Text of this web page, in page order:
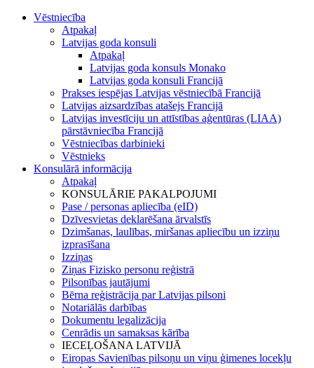
Vēstniecība
Atpakaļ
Latvijas goda konsuli
Atpakaļ
Latvijas goda konsuls Monako
Latvijas goda konsuli Francijā
Prakses iespējas Latvijas vēstniecībā Francijā
Latvijas aizsardzības atašejs Francijā
Latvijas investīciju un attīstības aģentūras (LIAA)
pārstāvniecība Francijā
Vēstniecības darbinieki
Vēstnieks
Konsulārā informācija
Atpakaļ
KONSULĀRIE PAKALPOJUMI
Pase / personas apliecība (eID)
Dzīvesvietas deklarēšana ārvalstīs
Dzimšanas, laulības, miršanas apliecību un izziņu
izprasīšana
Izziņas
Ziņas Fizisko personu reģistrā
Pilsonības jautājumi
Bērna reģistrācija par Latvijas pilsoni
Notariālās darbības
Dokumentu legalizācija
Cenrādis un samaksas kārība
IECEĻOŠANA LATVIJĀ
Eiropas Savienības pilsoņu un viņu ģimenes locekļu